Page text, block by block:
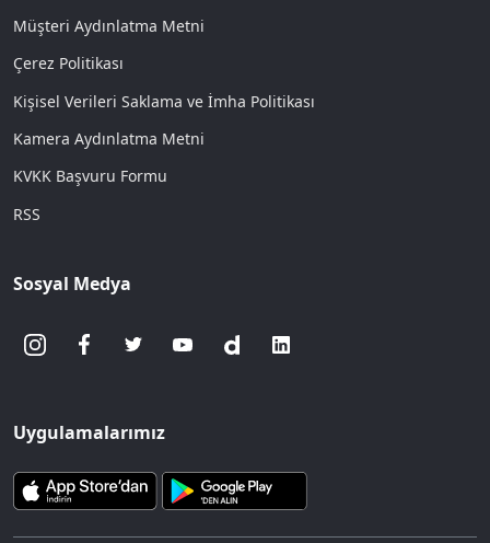
Müşteri Aydınlatma Metni
Çerez Politikası
Kişisel Verileri Saklama ve İmha Politikası
Kamera Aydınlatma Metni
KVKK Başvuru Formu
RSS
Sosyal Medya
Uygulamalarımız